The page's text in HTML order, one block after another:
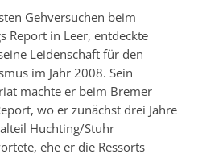
Gehversuchen beim
Report in Leer, entdeckte
Leidenschaft für den
im Jahr 2008. Sein
machte er beim Bremer
wo er zunächst drei Jahre
Huchting/Stuhr
ehe er die Ressorts